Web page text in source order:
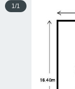
1 /1